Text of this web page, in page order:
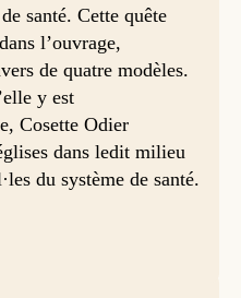
santé. Cette quête
l’ouvrage,
de quatre modèles.
y est
Cosette Odier
dans ledit milieu
du système de santé.